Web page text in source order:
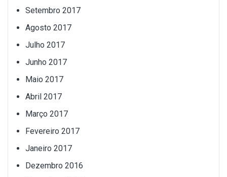
Setembro 2017
Agosto 2017
Julho 2017
Junho 2017
Maio 2017
Abril 2017
Março 2017
Fevereiro 2017
Janeiro 2017
Dezembro 2016